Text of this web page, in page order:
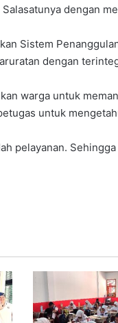
dengan
Sistem
dengan
warga untuk
untuk
pelayanan.